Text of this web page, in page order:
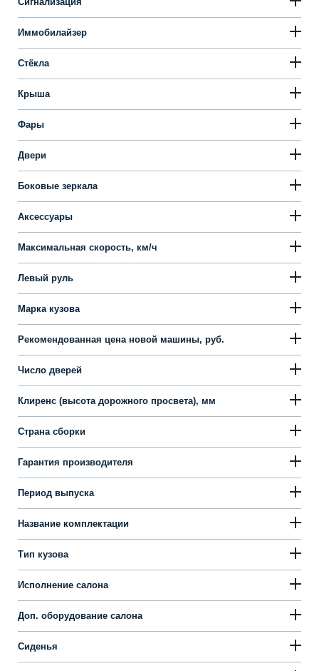
Иммобилайзер
Стёкла
Крыша
Фары
Двери
Боковые зеркала
Аксессуары
Максимальная скорость, км/ч
Левый руль
Марка кузова
Рекомендованная цена новой машины, руб.
Число дверей
Клиренс (высота дорожного просвета), мм
Страна сборки
Гарантия производителя
Период выпуска
Название комплектации
Тип кузова
Исполнение салона
Доп. оборудование салона
Сиденья